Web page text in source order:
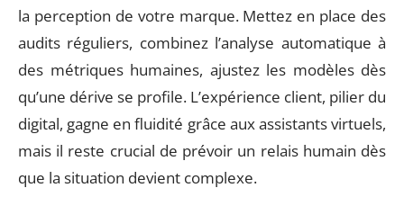
la perception de votre marque. Mettez en place des
audits réguliers, combinez l’analyse automatique à
des métriques humaines, ajustez les modèles dès
qu’une dérive se profile. L’expérience client, pilier du
digital, gagne en fluidité grâce aux assistants virtuels,
mais il reste crucial de prévoir un relais humain dès
que la situation devient complexe.